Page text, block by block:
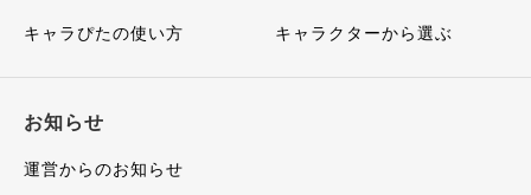
キャラぴたの使い方 キャラクターから選ぶ
お知らせ
運営からのお知らせ